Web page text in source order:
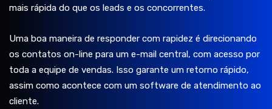
mais rápida do que os leads e os concorrentes.
Uma boa maneira de responder com rapidez é direcionando
os contatos on-line para um e-mail central, com acesso por
toda a equipe de vendas. Isso garante um retorno rápido,
assim como acontece com um software de atendimento ao
cliente.